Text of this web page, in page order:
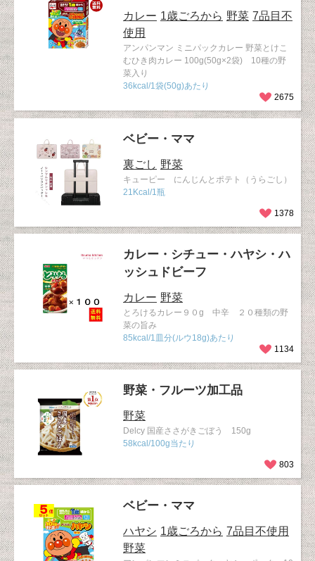
カレー 1歳ごろから 野菜 7品目不
使用
アンパンマン ミニパックカレー 野菜とけこ
むひき肉カレー 100g(50g×2袋) 10種の野
菜入り
36kcal/1袋(50g)あたり
2675
ベビー・ママ
裏ごし 野菜
キューピー にんじんとポテト（うらごし）
21Kcal/1瓶
1378
カレー・シチュー・ハヤシ・ハ
ッシュドビーフ
カレー 野菜
とろけるカレー９０g 中辛 ２０種類の野
菜の旨み
85kcal/1皿分(ルウ18g)あたり
1134
野菜・フルーツ加工品
野菜
Delcy 国産ささがきごぼう 150g
58kcal/100g当たり
803
ベビー・ママ
ハヤシ 1歳ごろから 7品目不使用
野菜